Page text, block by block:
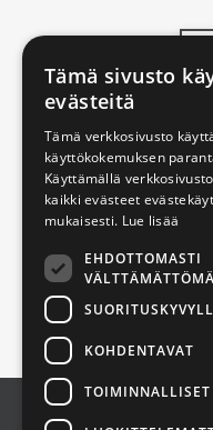
Inhoan
Joten ei
Tämä sivusto
evästeitä
Tämä verkkosivusto
käyttökokemuksen
Käyttämällä
kaikki evästeet
mukaisesti. Lue lisää
EHDOTTOMASTI
KOHDENTAVAT
TOIMINNALLISET